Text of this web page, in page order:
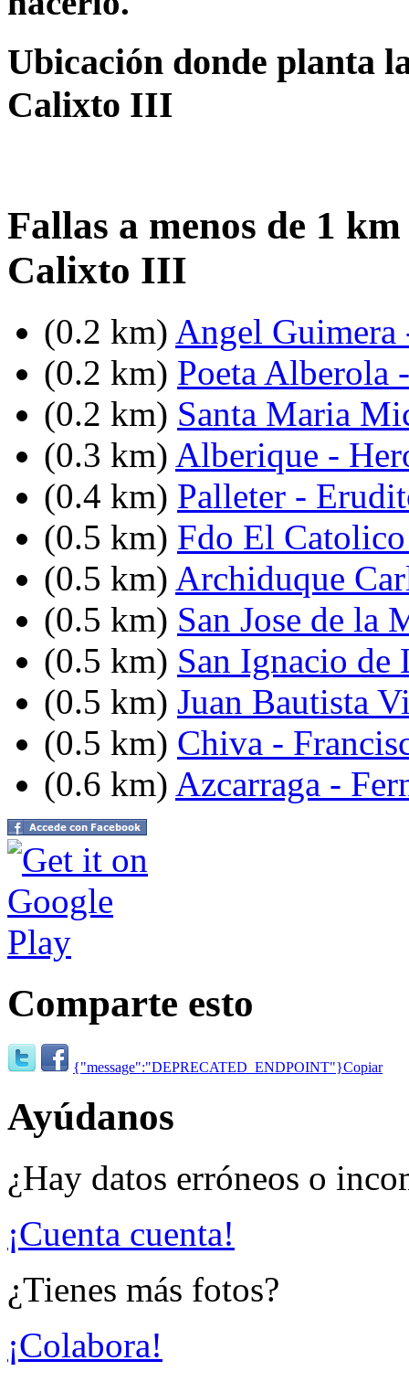
Ubicación donde planta
Calixto III
Fallas a menos de 1
Calixto III
(0.2 km) Angel Guimera
(0.2 km) Poeta Alberola
(0.2 km) Santa Maria
(0.3 km) Alberique -
(0.4 km) Palleter -
(0.5 km) Fdo El
(0.5 km) Archiduque
(0.5 km) San Jose de la
(0.5 km) San Ignacio de
(0.5 km) Juan Bautista
(0.5 km) Chiva -
(0.6 km) Azcarraga -
Comparte esto
{"message":"DEPRECATED_ENDPOINT"}Copiar
Ayúdanos
¿Hay datos erróneos o
¡Cuenta cuenta!
¿Tienes más fotos?
¡Colabora!